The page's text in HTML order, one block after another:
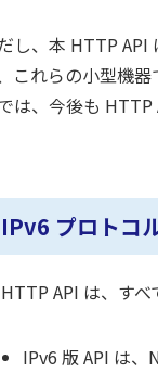
し、本 HTTP
これらの小型機
は、今後も
IPv6 プロトコ
API は、す
IPv6 版 API は